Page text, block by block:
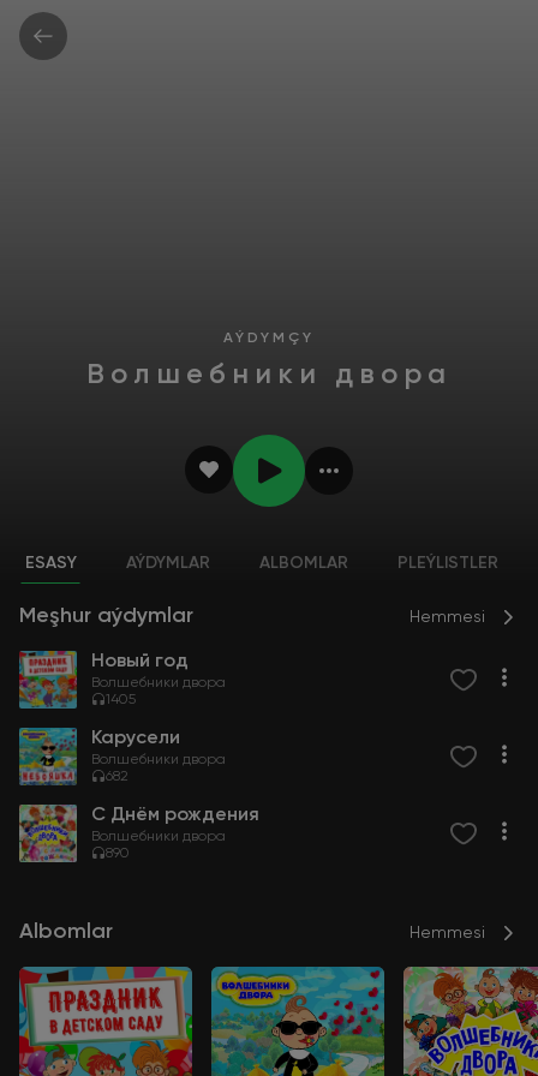
AÝDYMÇY
Волшебники двора
ESASY AÝDYMLAR ALBOMLAR PLEÝLISTLER
Meşhur aýdymlar Hemmesi
Новый год
Волшебники двора
1405
Карусели
Волшебники двора
682
С Днём рождения
Волшебники двора
890
Albomlar Hemmesi